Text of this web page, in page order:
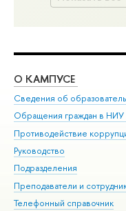
О КАМПУСЕ
Сведения об
Обращения граждан в
Противодействие
Руководство
Подразделения
Преподаватели и
Телефонный справочник